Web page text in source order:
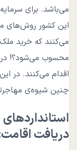
می‌باشد. برای
این کشور روش‌های
می‌کنند که خرید ملک
محسوب می‌شود؟! در
اقدام می‌کنند. در
چنین شیوه‌ی
دریافت